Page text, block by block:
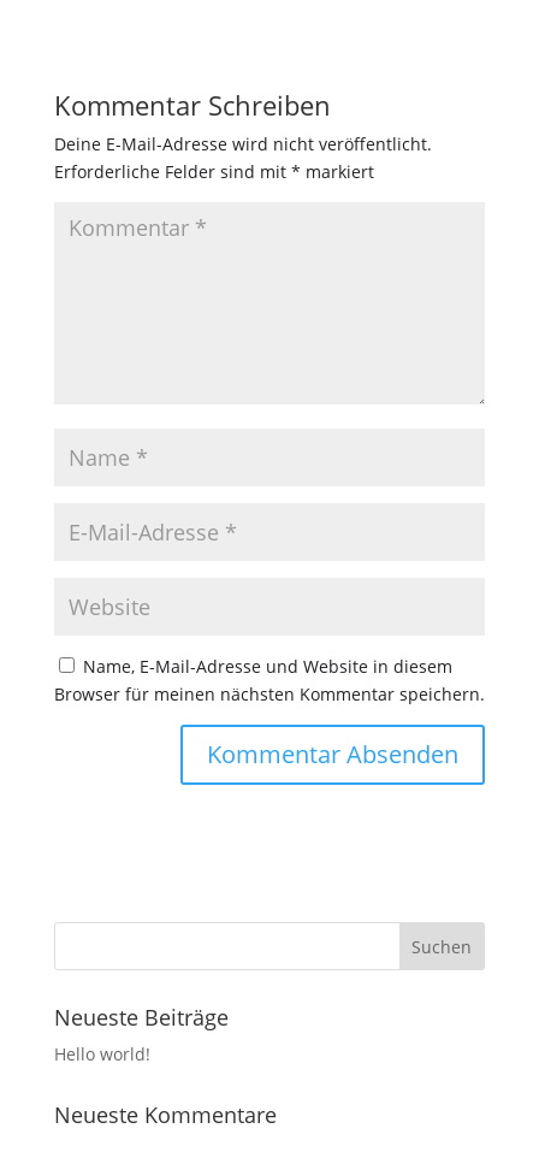
Kommentar Schreiben
Deine E-Mail-Adresse wird nicht veröffentlicht.
Erforderliche Felder sind mit * markiert
Name, E-Mail-Adresse und Website in diesem
Browser für meinen nächsten Kommentar speichern.
Neueste Beiträge
Hello world!
Neueste Kommentare